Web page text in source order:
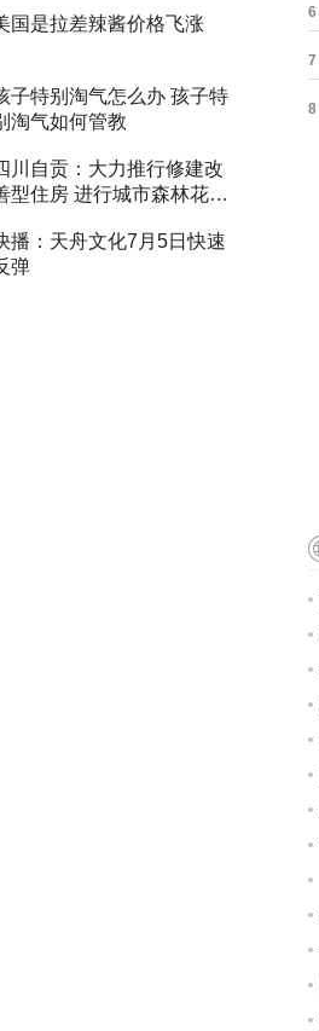
国是拉差辣酱价格飞涨
子特别淘气怎么办 孩子特
淘气如何管教
川自贡：大力推行修建改
型住房 进行城市森林花园
播：天舟文化7月5日快速
弹
6
7
8